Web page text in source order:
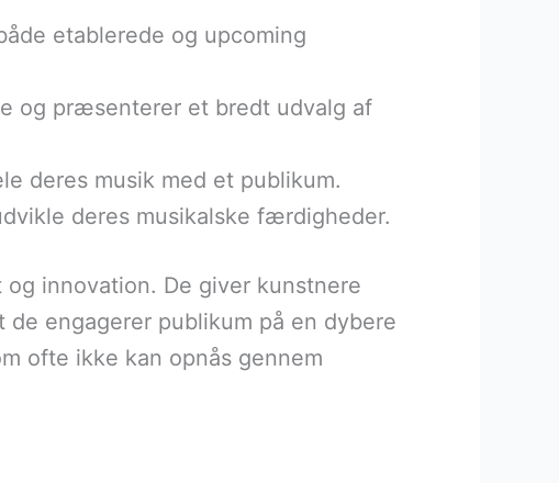
etablerede og upcoming
og præsenterer et bredt udvalg af
deres musik med et publikum.
deres musikalske færdigheder.
innovation. De giver kunstnere
engagerer publikum på en dybere
ofte ikke kan opnås gennem